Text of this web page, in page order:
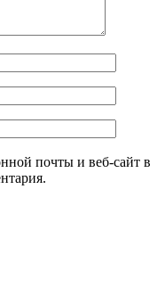
почты и веб-сайт в